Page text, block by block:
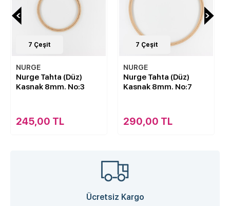
7Çeşit
NURGE
Nurge Tahta (Düz)
Kasnak 8mm. No:7
290,00 TL
7Çeşit
NURGE
Nurge Tahta Vidalı
Kasnak 8mm. (İnce)
170,00 TL
Ücretsiz Kargo